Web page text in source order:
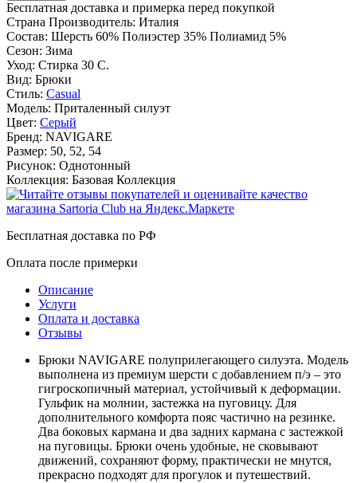
Бесплатная доставка и примерка перед покупкой
Страна Производитель: Италия
Состав: Шерсть 60% Полиэстер 35% Полиамид 5%
Сезон: Зима
Уход: Стирка 30 С.
Вид: Брюки
Стиль: Casual
Модель: Приталенный силуэт
Цвет: Серый
Бренд: NAVIGARE
Размер: 50, 52, 54
Рисунок: Однотонный
Коллекция: Базовая Коллекция
Бесплатная доставка по РФ
Оплата после примерки
Описание
Услуги
Оплата и доставка
Отзывы
Брюки NAVIGARE полуприлегающего силуэта. Модель
выполнена из премиум шерсти с добавлением п/э – это
гигроскопичный материал, устойчивый к деформации.
Гульфик на молнии, застежка на пуговицу. Для
дополнительного комфорта пояс частично на резинке.
Два боковых кармана и два задних кармана с застежкой
на пуговицы. Брюки очень удобные, не сковывают
движений, сохраняют форму, практически не мнутся,
прекрасно подходят для прогулок и путешествий.